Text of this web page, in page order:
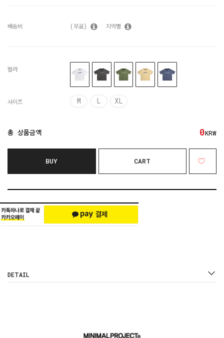
배송비 (무료) 지역별
컬러
사이즈 M L XL
총 상품금액 0KRW
BUY CART
DETAIL